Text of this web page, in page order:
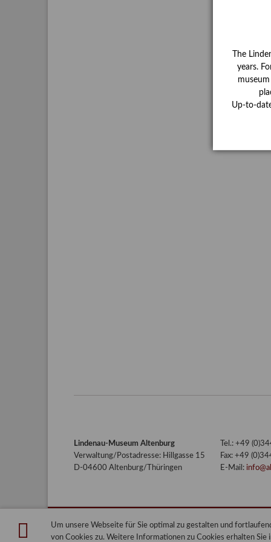
Um unsere Webseite für Sie optimal zu gestalten und
von Cookies zu. Weitere Informationen zu Cookies erhalten Sie
Lindenau-Museum Altenburg
Verwaltung/Postadresse: Hillgasse 15
D-04600 Altenburg/Thüringen
Tel.: +49
Fax: +49
E-Mail:
Lindenau-Museum Altenburg Blog
The
years.
Up-to-